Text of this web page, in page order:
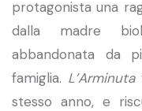
protagonista una
dalla madre
abbandonata da
famiglia. L’Arminuta
stesso anno, e